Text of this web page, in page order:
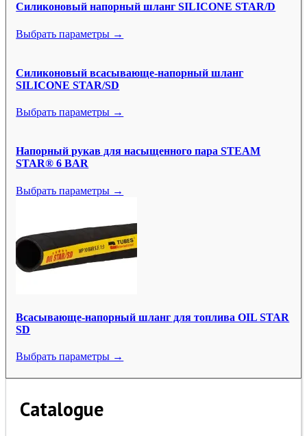
Силиконовый напорный шланг SILICONE STAR/D
Выбрать параметры →
Силиконовый всасывающе-напорный шланг
SILICONE STAR/SD
Выбрать параметры →
Напорный рукав для насыщенного пара STEAM
STAR® 6 BAR
Выбрать параметры →
Всасывающе-напорный шланг для топлива OIL STAR
SD
Выбрать параметры →
Catalogue